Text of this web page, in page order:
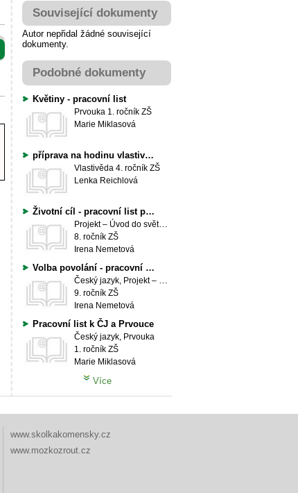
Související dokumenty
Autor nepřidal žádné související
dokumenty.
Podobné dokumenty
Květiny - pracovní list
Prvouka 1. ročník ZŠ
Marie Miklasová
příprava na hodinu vlastivědy, 4.ročník. Téma: Vláda knížat a králů rodu Přemyslovců (teorie, opakování, pracovní list, spojovačky,doplňovačka, křížovky..)
Vlastivěda 4. ročník ZŠ
Lenka Reichlová
Životní cíl - pracovní list pro žáky
Projekt – Úvod do světa práce
8. ročník ZŠ
Irena Nemetová
Volba povolání - pracovní list pro žáky
Český jazyk, Projekt – Úvod do světa práce
9. ročník ZŠ
Irena Nemetová
Pracovní list k ČJ a Prvouce
Český jazyk, Prvouka
1. ročník ZŠ
Marie Miklasová
Více
www.skolkakomensky.cz
www.mozkozrout.cz